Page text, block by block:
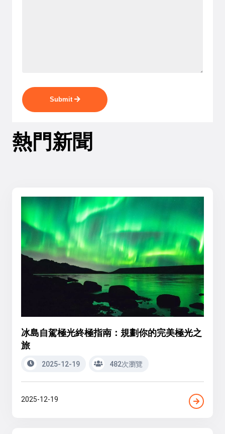
Submit
熱門新聞
冰島自駕極光終極指南：規劃你的完美極光之
旅
2025-12-19 482次瀏覽
2025-12-19